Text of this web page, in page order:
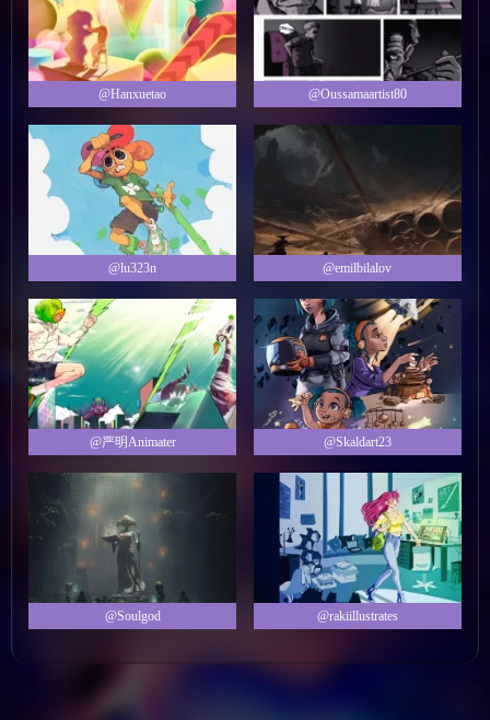
@Hanxuetao @Oussamaartist80
@lu323n @emilbilalov
@严明Animater @Skaldart23
@Soulgod @rakiillustrates